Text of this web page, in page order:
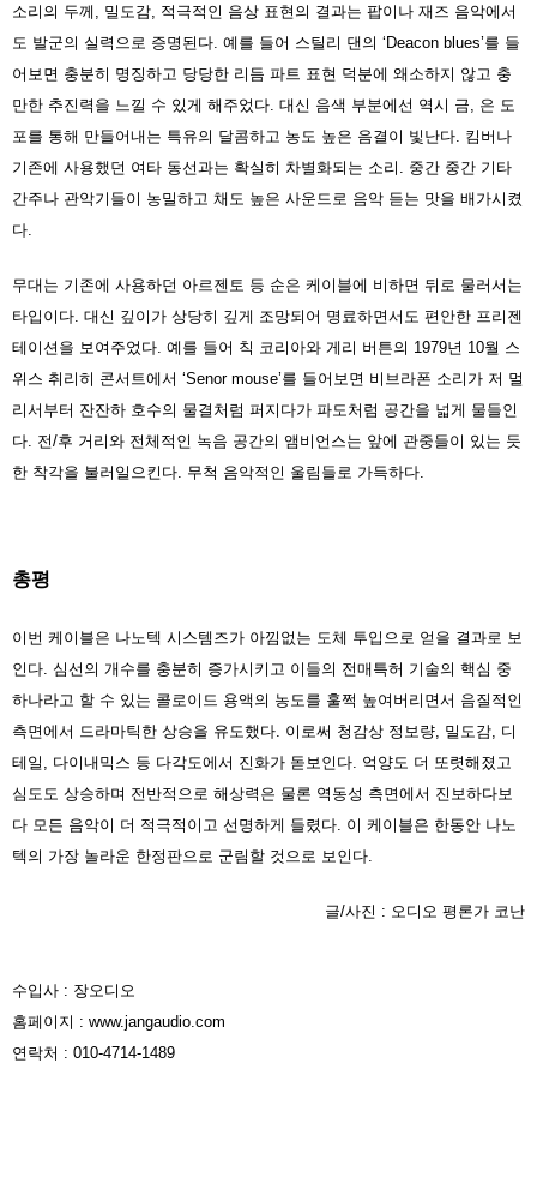
소리의 두께, 밀도감, 적극적인 음상 표현의 결과는 팝이나 재즈 음악에서
도 발군의 실력으로 증명된다. 예를 들어 스틸리 댄의 ‘Deacon blues’를 들
어보면 충분히 명징하고 당당한 리듬 파트 표현 덕분에 왜소하지 않고 충
만한 추진력을 느낄 수 있게 해주었다. 대신 음색 부분에선 역시 금, 은 도
포를 통해 만들어내는 특유의 달콤하고 농도 높은 음결이 빛난다. 킴버나
기존에 사용했던 여타 동선과는 확실히 차별화되는 소리. 중간 중간 기타
간주나 관악기들이 농밀하고 채도 높은 사운드로 음악 듣는 맛을 배가시켰
다.
무대는 기존에 사용하던 아르젠토 등 순은 케이블에 비하면 뒤로 물러서는
타입이다. 대신 깊이가 상당히 깊게 조망되어 명료하면서도 편안한 프리젠
테이션을 보여주었다. 예를 들어 칙 코리아와 게리 버튼의 1979년 10월 스
위스 취리히 콘서트에서 ‘Senor mouse’를 들어보면 비브라폰 소리가 저 멀
리서부터 잔잔하 호수의 물결처럼 퍼지다가 파도처럼 공간을 넓게 물들인
다. 전/후 거리와 전체적인 녹음 공간의 앰비언스는 앞에 관중들이 있는 듯
한 착각을 불러일으킨다. 무척 음악적인 울림들로 가득하다.
총평
이번 케이블은 나노텍 시스템즈가 아낌없는 도체 투입으로 얻을 결과로 보
인다. 심선의 개수를 충분히 증가시키고 이들의 전매특허 기술의 핵심 중
하나라고 할 수 있는 콜로이드 용액의 농도를 훌쩍 높여버리면서 음질적인
측면에서 드라마틱한 상승을 유도했다. 이로써 청감상 정보량, 밀도감, 디
테일, 다이내믹스 등 다각도에서 진화가 돋보인다. 억양도 더 또렷해졌고
심도도 상승하며 전반적으로 해상력은 물론 역동성 측면에서 진보하다보
다 모든 음악이 더 적극적이고 선명하게 들렸다. 이 케이블은 한동안 나노
텍의 가장 놀라운 한정판으로 군림할 것으로 보인다.
글/사진 : 오디오 평론가 코난
수입사 : 장오디오
홈페이지 : www.jangaudio.com
연락처 : 010-4714-1489